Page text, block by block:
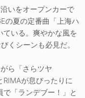
いをオープンカーで
の夏の定番曲「上海ハ
ている。爽やかな風を
くシーンも必見だ。
ら「さらツヤ
が息ぴったりに
で「ランデブー！」と